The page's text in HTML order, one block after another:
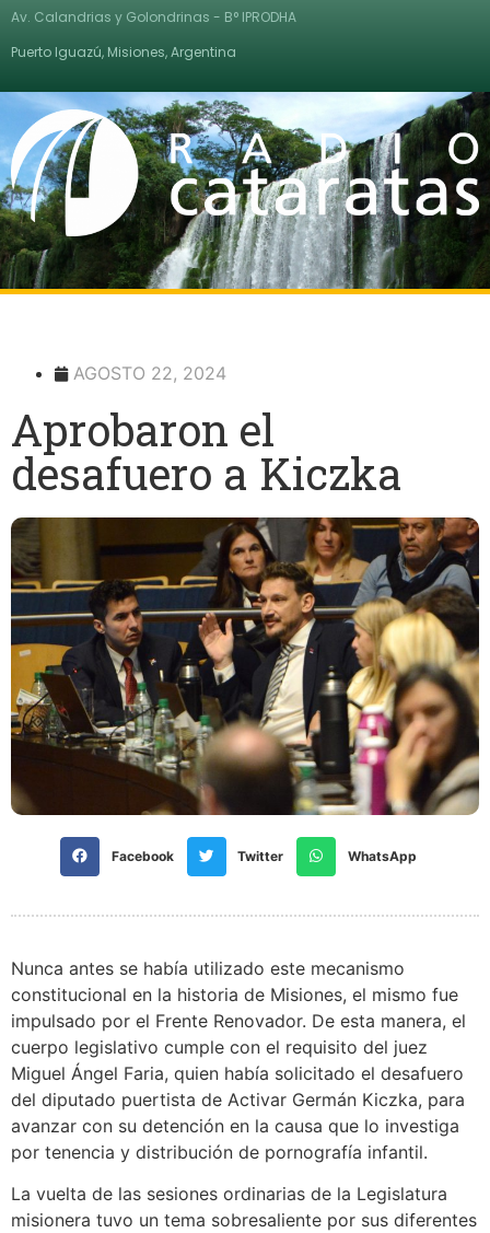
Av. Calandrias y Golondrinas - B° IPRODHA
Puerto Iguazú, Misiones, Argentina
AGOSTO 22, 2024
Aprobaron el
desafuero a Kiczka
Facebook Twitter WhatsApp
Nunca antes se había utilizado este mecanismo
constitucional en la historia de Misiones, el mismo fue
impulsado por el Frente Renovador. De esta manera, el
cuerpo legislativo cumple con el requisito del juez
Miguel Ángel Faria, quien había solicitado el desafuero
del diputado puertista de Activar Germán Kiczka, para
avanzar con su detención en la causa que lo investiga
por tenencia y distribución de pornografía infantil.
La vuelta de las sesiones ordinarias de la Legislatura
misionera tuvo un tema sobresaliente por sus diferentes